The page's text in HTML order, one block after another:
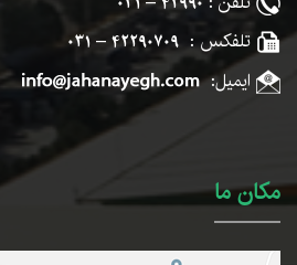
تلفکس : 42290709 – 031
ایمیل:
مکان ما